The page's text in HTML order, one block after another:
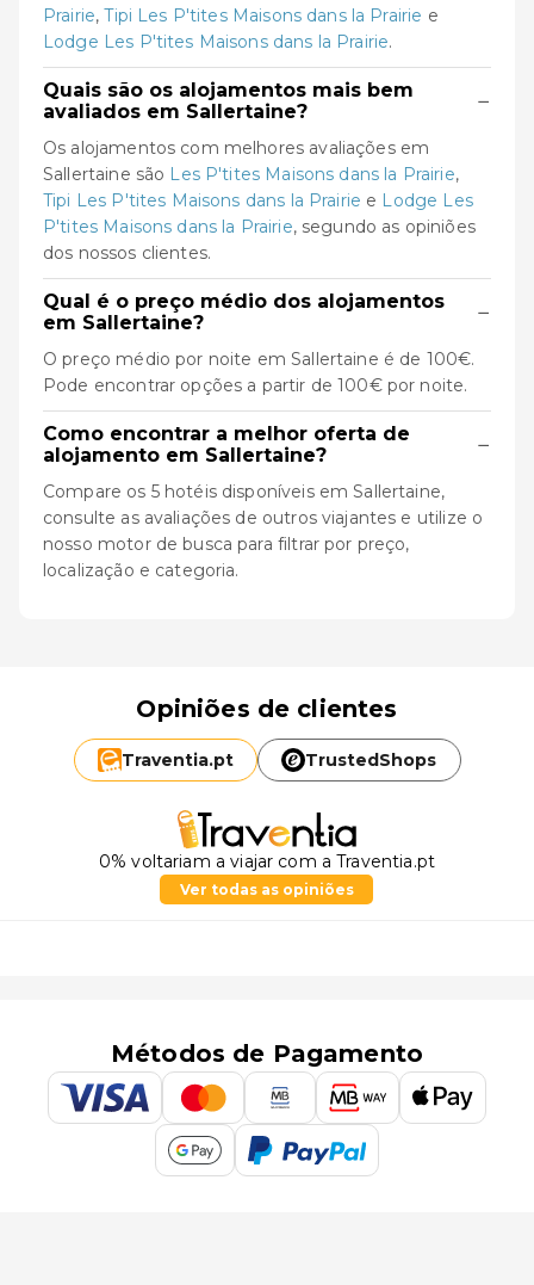
Prairie,Tipi Les P'tites Maisons dans la Prairie e
Lodge Les P'tites Maisons dans la Prairie.
Quais são os alojamentos mais bem
avaliados em Sallertaine?
−
Os alojamentos com melhores avaliações em
Sallertaine são Les P'tites Maisons dans la Prairie,
Tipi Les P'tites Maisons dans la Prairie e Lodge Les
P'tites Maisons dans la Prairie, segundo as opiniões
dos nossos clientes.
Qual é o preço médio dos alojamentos
em Sallertaine?
−
O preço médio por noite em Sallertaine é de 100€.
Pode encontrar opções a partir de 100€ por noite.
Como encontrar a melhor oferta de
alojamento em Sallertaine?
−
Compare os 5 hotéis disponíveis em Sallertaine,
consulte as avaliações de outros viajantes e utilize o
nosso motor de busca para filtrar por preço,
localização e categoria.
Opiniões de clientes
Traventia.pt TrustedShops
0% voltariam a viajar com a Traventia.pt
Ver todas as opiniões
Métodos de Pagamento